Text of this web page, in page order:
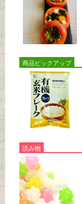
商品ピックアップ
読み物